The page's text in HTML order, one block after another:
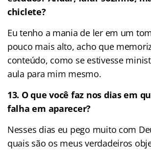
chiclete?
Eu tenho a mania de ler em um
pouco mais alto, acho que
conteúdo, como se estivesse
aula para mim mesmo.
13. O que você faz nos dias em
falha em aparecer?
Nesses dias eu pego muito com
quais são os meus verdadeiros